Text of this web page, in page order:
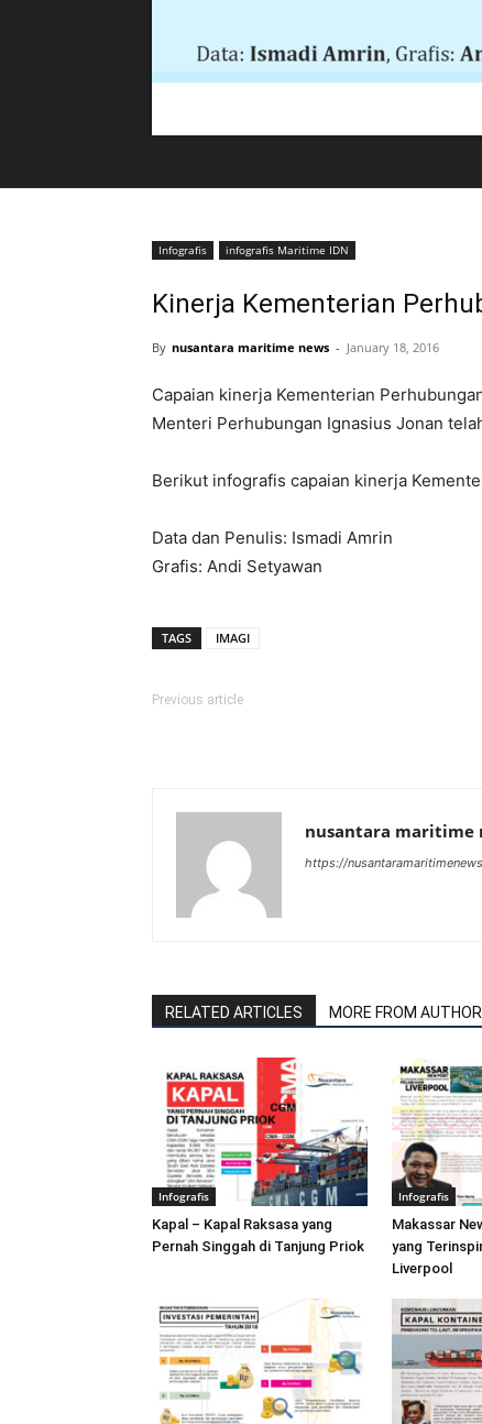
Infografis infografis Maritime IDN
Kinerja Kementerian
By nusantara maritime news - January 18, 2016
Capaian kinerja Kementerian
Menteri Perhubungan Ignasius Jonan
Berikut infografis capaian kinerja
Data dan Penulis: Ismadi Amrin
Grafis: Andi Setyawan
TAGS IMAGI
Previous article
nusantara maritime
https://
RELATED ARTICLES MORE FROM AUTHOR
Infografis
Kapal – Kapal Raksasa yang
Pernah Singgah di Tanjung Priok
Infografis
Makassar
yang
Liverpool